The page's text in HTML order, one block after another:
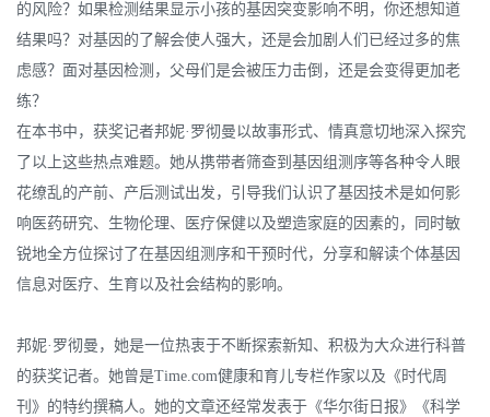
的风险？如果检测结果显示小孩的基因突变影响不明，你还想知道
结果吗？对基因的了解会使人强大，还是会加剧人们已经过多的焦
虑感？面对基因检测，父母们是会被压力击倒，还是会变得更加老
练？
在本书中，获奖记者邦妮·罗彻曼以故事形式、情真意切地深入探究
了以上这些热点难题。她从携带者筛查到基因组测序等各种令人眼
花缭乱的产前、产后测试出发，引导我们认识了基因技术是如何影
响医药研究、生物伦理、医疗保健以及塑造家庭的因素的，同时敏
锐地全方位探讨了在基因组测序和干预时代，分享和解读个体基因
信息对医疗、生育以及社会结构的影响。
邦妮·罗彻曼，她是一位热衷于不断探索新知、积极为大众进行科普
的获奖记者。她曾是Time.com健康和育儿专栏作家以及《时代周
刊》的特约撰稿人。她的文章还经常发表于《华尔街日报》《科学